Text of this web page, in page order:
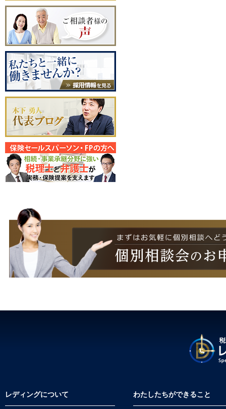
レディングについて わたしたちができること